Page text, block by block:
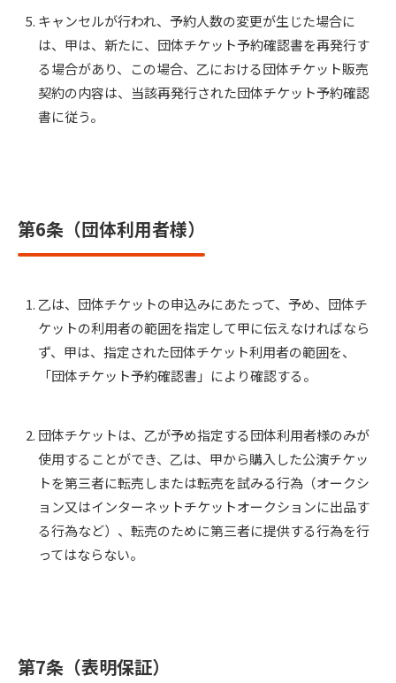
キャンセルが行われ、予約人数の変更が生じた場合に
は、甲は、新たに、団体チケット予約確認書を再発行す
る場合があり、この場合、乙における団体チケット販売
契約の内容は、当該再発行された団体チケット予約確認
書に従う。
第6条（団体利用者様）
乙は、団体チケットの申込みにあたって、予め、団体チ
ケットの利用者の範囲を指定して甲に伝えなければなら
ず、甲は、指定された団体チケット利用者の範囲を、
「団体チケット予約確認書」により確認する。
団体チケットは、乙が予め指定する団体利用者様のみが
使用することができ、乙は、甲から購入した公演チケッ
トを第三者に転売しまたは転売を試みる行為（オークシ
ョン又はインターネットチケットオークションに出品す
る行為など）、転売のために第三者に提供する行為を行
ってはならない。
第7条（表明保証）